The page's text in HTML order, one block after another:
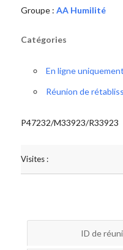
Groupe : AA Humilité
Catégories
En ligne uniquement
Réunion de
P47232/M33923/R33923
Visites :
ID de